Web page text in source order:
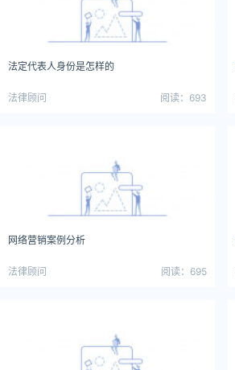
法定代表人身份是怎样的
法律顾问 阅读：693
网络营销案例分析
法律顾问 阅读：695